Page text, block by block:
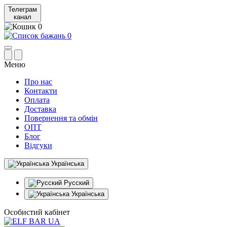
Телеграм
канал
0
0
Меню
Про нас
Контакти
Оплата
Доставка
Повернення та обмін
ОПТ
Блог
Відгуки
Українська
Русский
Українська
Особистий кабінет